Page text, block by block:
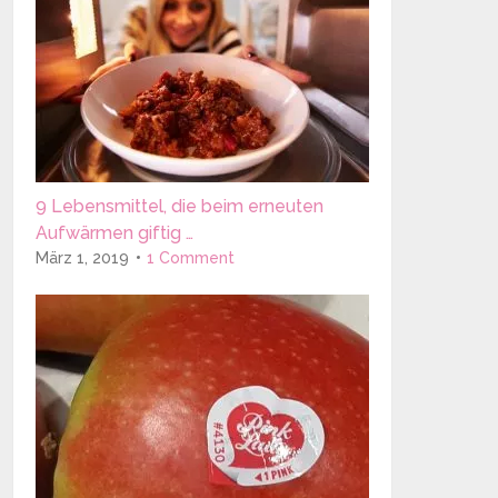
9 Lebensmittel, die beim erneuten
Aufwärmen giftig …
März 1, 2019 1 Comment